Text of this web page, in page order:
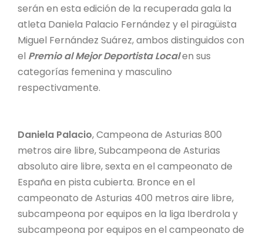
serán en esta edición de la recuperada gala la
atleta Daniela Palacio Fernández y el piragüista
Miguel Fernández Suárez, ambos distinguidos con
el Premio al Mejor Deportista Localen sus
categorías femenina y masculino
respectivamente.
Daniela Palacio, Campeona de Asturias 800
metros aire libre, Subcampeona de Asturias
absoluto aire libre, sexta en el campeonato de
España en pista cubierta. Bronce en el
campeonato de Asturias 400 metros aire libre,
subcampeona por equipos en la liga Iberdrola y
subcampeona por equipos en el campeonato de